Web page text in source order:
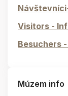
Visitors -
Besuchers
Múzem info